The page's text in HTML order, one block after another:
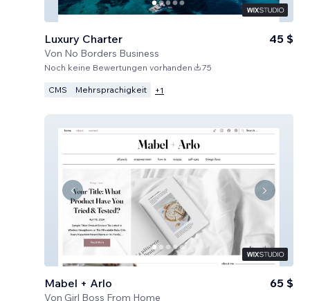
Luxury Charter
Von No Borders Business
45 $
Noch keine Bewertungen vorhanden 75
CMS Mehrsprachigkeit +1
Mabel + Arlo
Von Girl Boss From Home
65 $